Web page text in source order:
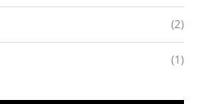
(2)
(1)